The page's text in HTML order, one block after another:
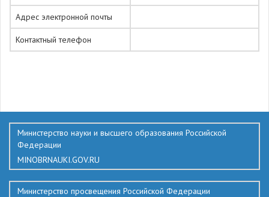
Адрес электронной почты
Контактный телефон
Министерство науки и высшего образования Российской
Федерации
MINOBRNAUKI.GOV.RU
Министерство просвещения Российской Федерации